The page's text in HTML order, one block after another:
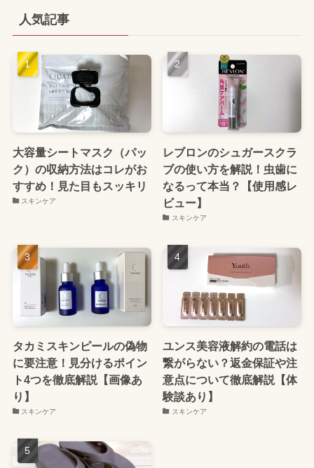
人気記事
大容量シートマスク（パッ
ク）の収納方法はコレがお
すすめ！見た目もスッキリ
スキンケア
レブロンのシュガースクラ
ブの使い方を解説！虫歯に
なるって本当？【使用感レ
ビュー】
スキンケア
タカミスキンピールの偽物
に要注意！見分けるポイン
ト4つを徹底解説【画像あ
り】
スキンケア
ユンス美容液解約の電話は
繋がらない？返金保証や注
意点について徹底解説【体
験談あり】
スキンケア